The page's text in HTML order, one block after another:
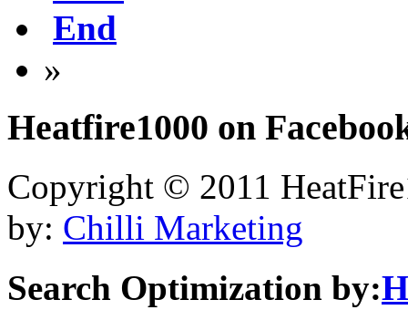
End
»
Heatfire1000 on
Copyright © 2011
by: Chilli Marketing
Search Optimization by: